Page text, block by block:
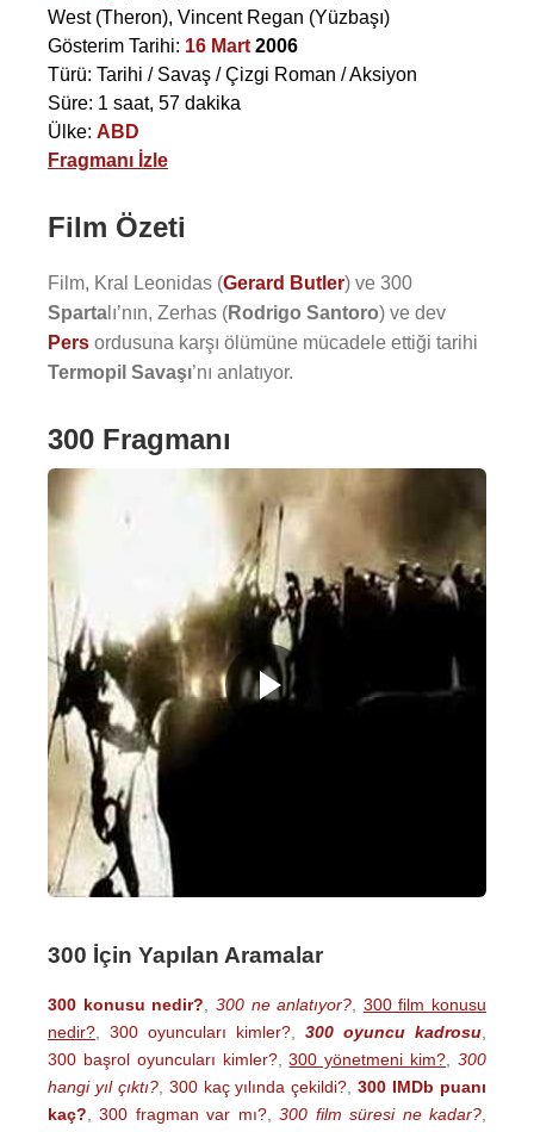
West(Theron), Vincent Regan (Yüzbaşı)
Gösterim Tarihi: 16 Mart 2006
Türü: Tarihi / Savaş / Çizgi Roman / Aksiyon
Süre: 1 saat, 57 dakika
Ülke: ABD
Fragmanı İzle
Film Özeti
Film, Kral Leonidas (Gerard Butler) ve 300
Sparta lı’nın, Zerhas (Rodrigo Santoro) ve dev
Pers ordusuna karşı ölümüne mücadele ettiği tarihi
Termopil Savaşı’nı anlatıyor.
300 Fragmanı
300 İçin Yapılan Aramalar
300 konusu nedir? 300 ne anlatıyor?
300 film konusu
nedir?
300 oyuncuları kimler? 300 oyuncu kadrosu
300 başrol oyuncuları kimler?,300 yönetmeni kim? ,300
hangi yıl çıktı?, 300 kaç yılında çekildi? ,300 IMDb puanı
kaç? ,300 fragman var mı?,300 film süresi ne kadar?